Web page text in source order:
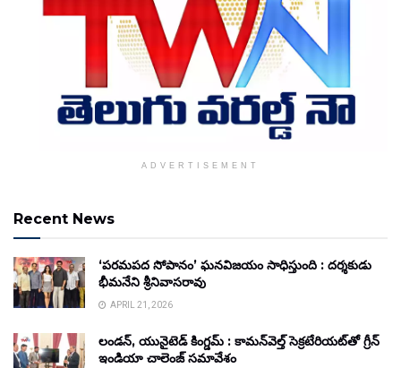
ADVERTISEMENT
Recent News
‘పరమపద సోపానం’ ఘనవిజయం సాధిస్తుంది : దర్శకుడు
భీమనేని శ్రీనివాసరావు
APRIL 21, 2026
లండన్, యునైటెడ్ కింగ్డమ్ : కామన్‌వెల్త్ సెక్రటేరియట్‌తో గ్రీన్
ఇండియా చాలెంజ్ సమావేశం